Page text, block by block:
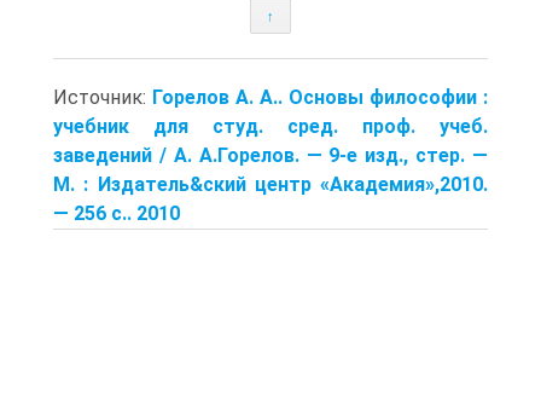
↑
Источник: Горелов А. А.. Основы философии :
учебник для студ. сред. проф. учеб.
заведений / А. А.Горелов. — 9-е изд., стер. —
М. : Издатель&ский центр «Академия»,2010.
— 256 с.. 2010